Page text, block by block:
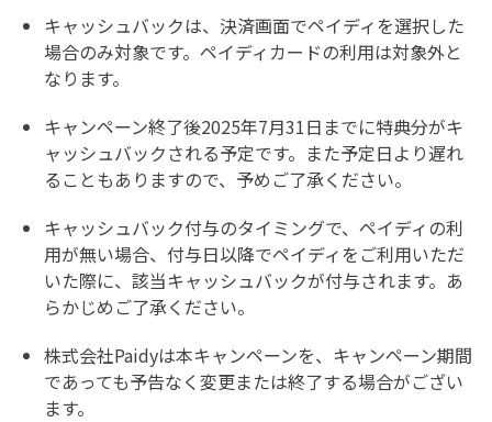
キャッシュバックは、決済画面でペイディを選択した
場合のみ対象です。ペイディカードの利用は対象外と
なります。
キャンペーン終了後2025年7月31日までに特典分がキ
ャッシュバックされる予定です。また予定日より遅れ
ることもありますので、予めご了承ください。
キャッシュバック付与のタイミングで、ペイディの利
用が無い場合、付与日以降でペイディをご利用いただ
いた際に、該当キャッシュバックが付与されます。あ
らかじめご了承ください。
株式会社Paidyは本キャンペーンを、キャンペーン期間
であっても予告なく変更または終了する場合がござい
ます。